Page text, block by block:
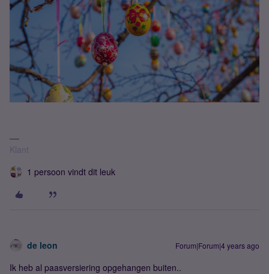
Klant
1 persoon vindt dit leuk
de leon Forum|Forum|4 years ago
Ik heb al paasversiering opgehangen buiten..